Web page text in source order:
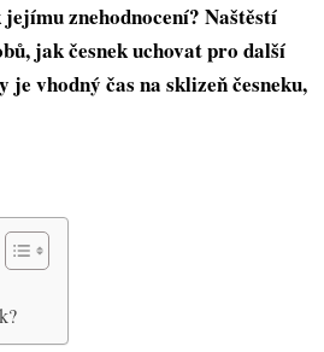
znehodnocení? Naštěstí
jak česnek uchovat pro další
vhodný čas na sklizeň česneku,